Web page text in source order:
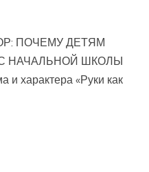
ПОЧЕМУ ДЕТЯМ
НАЧАЛЬНОЙ ШКОЛЫ
и характера «Руки как